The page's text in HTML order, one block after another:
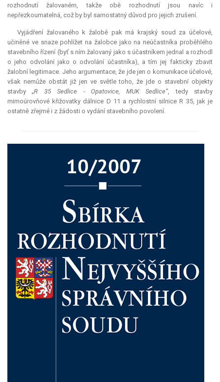
rozhodnutí žalovaném, takže obě rozhodnutí jsou navíc i
nepřezkoumatelná, což by byl samostatný důvod pro jejich zrušení.
Vyjádření žalovaného k žalobě pak má krajský soud za účelové,
učiněné ve snaze pohlížet na žalobce jako na neúčastníka proběhlého
stavebního řízení (byť s ním žalovaný jako s účastníkem jednal a rozhodl
o jeho odvolání jako o odvolání účastníka), a tím jej fakticky zbavit
žalobní legitimace. Jeho argumentace, že jde jen o komunikace účelové,
však nemůže obstát již jen ve světle toho, že jde o stavební objekty
stavby„R 35 Sedlice - Opatovice, MUK Sedlice“, tedy stavby
mimoúrovňové křižovatky dálnice D 11 a rychlostní silnice R 35, jak je
ostatně zřejmé i z žádosti o vydání stavebního povolení.